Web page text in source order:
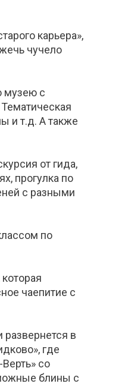
карьера»,
чучело
музею с
и т.д. А также
от гида,
прогулка по
с разными
по
чаепитие с
в
где
со
блины с